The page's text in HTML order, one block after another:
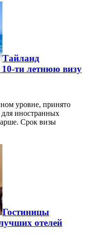
Тайланд
10-ти летнюю визу
уровне, принято
иностранных
Срок визы
Гостиницы
отелей